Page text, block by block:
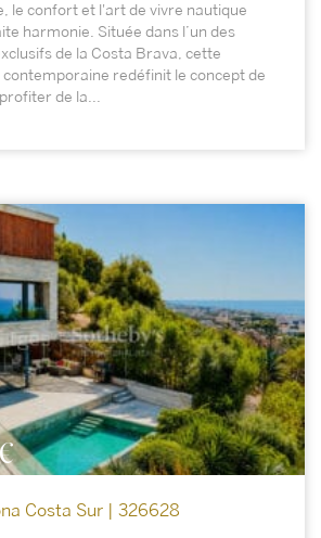
le confort et l'art de vivre nautique
harmonie. Située dans l’un des
de la Costa Brava, cette
redéfinit le concept de
de la...
Costa Sur | 326628